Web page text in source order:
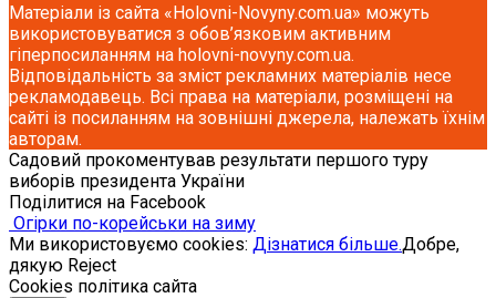
Матеріали із сайта «Holovni-Novyny.com.ua» можуть
використовуватися з обов’язковим активним
гіперпосиланням на holovni-novyny.com.ua.
Відповідальність за зміст рекламних матеріалів несе
рекламодавець. Всі права на матеріали, розміщені на
сайті із посиланням на зовнішні джерела, належать їхнім
авторам.
Садовий прокоментував результати першого туру
виборів президента України
Поділитися на Facebook
Огірки по-корейськи на зиму
Ми використовуємо cookies: Дізнатися більше.Добре,
дякую Reject
Cookies політика сайта